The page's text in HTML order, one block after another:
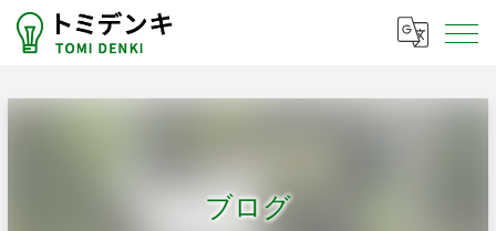
ブログ